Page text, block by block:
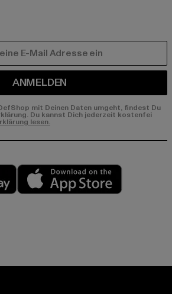
ANMELDEN
mit Deinen Daten umgeht, findest Du
Du kannst Dich jederzeit kostenfei
lesen.
Play market